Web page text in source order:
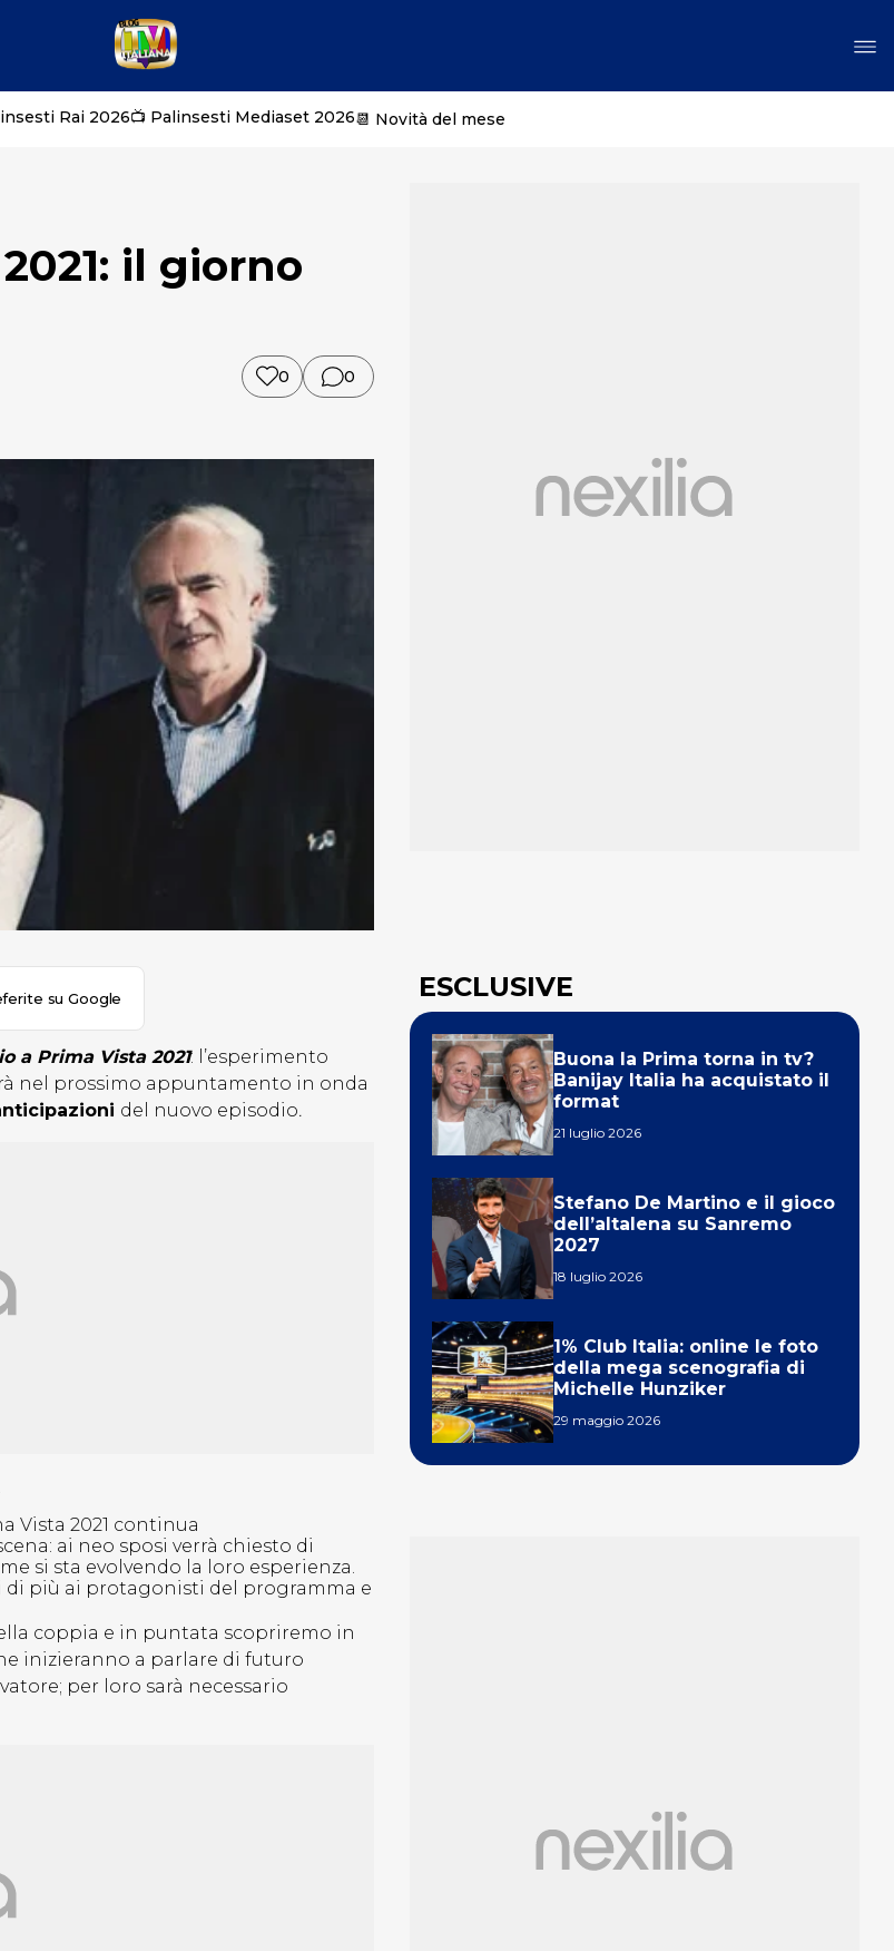
Rai 2026📺 Palinsesti Mediaset 2026📆 Novità del mese
il giorno
0 0
su Google
a Prima Vista 2021: l’esperimento
nel prossimo appuntamento in onda
del nuovo episodio.
Vista 2021 continua
ai neo sposi verrà chiesto di
si sta evolvendo la loro esperienza.
di più ai protagonisti del programma e
coppia e in puntata scopriremo in
inizieranno a parlare di futuro
per loro sarà necessario
ESCLUSIVE
Buona la Prima torna in tv?
Banijay Italia ha acquistato il
format
21 luglio 2026
Stefano De Martino e il gioco
dell’altalena su Sanremo
2027
18 luglio 2026
1% Club Italia: online le foto
della mega scenografia di
Michelle Hunziker
29 maggio 2026